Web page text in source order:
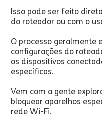
Isso pode ser feito
do roteador ou com o
O processo geralmente
configurações do
os dispositivos
específicas.
Vem com a gente
bloquear aparelhos
rede Wi-Fi.